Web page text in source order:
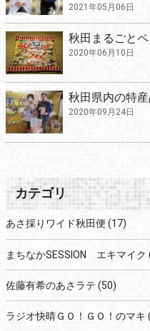
2021年05月06日
秋田まるごと
2020年06月10日
秋田県内の特
2020年09月24日
カテゴリ
あさ採りワイド秋田便 (17)
まちなかSESSION エキマイク
佐藤有希のあさラテ (50)
ラジオ快晴ＧＯ！ＧＯ！のマキ